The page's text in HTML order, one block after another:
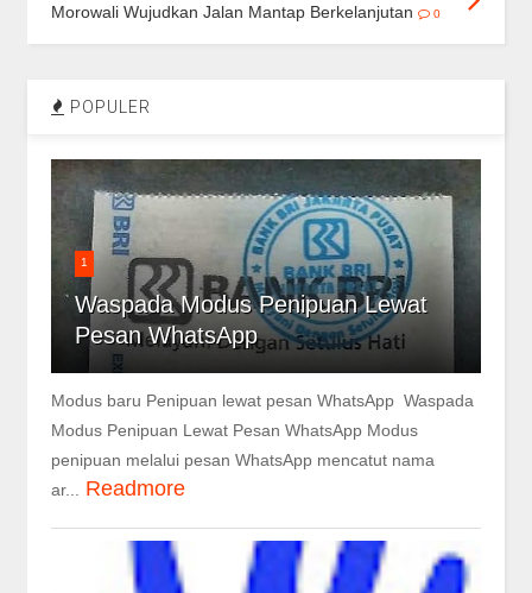
Morowali Wujudkan Jalan Mantap Berkelanjutan
0
POPULER
1
Waspada Modus Penipuan Lewat
Pesan WhatsApp
Modus baru Penipuan lewat pesan WhatsApp Waspada
Modus Penipuan Lewat Pesan WhatsApp Modus
penipuan melalui pesan WhatsApp mencatut nama
ar... Readmore